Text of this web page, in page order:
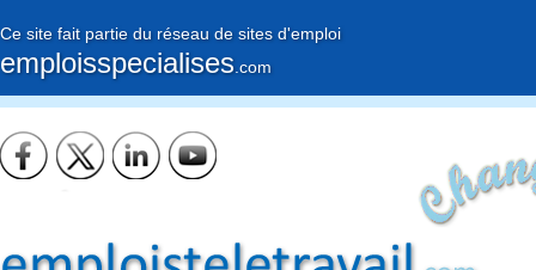
Ce site fait partie du réseau de sites d'emploi
emploisspecialises .com